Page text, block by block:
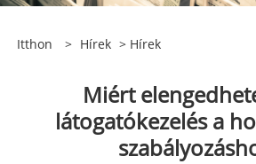
Itthon > Hírek > Hírek
Miért
látogatókezelés a